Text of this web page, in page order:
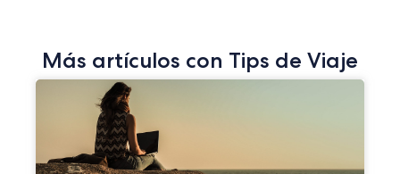
Más artículos con Tips de Viaje